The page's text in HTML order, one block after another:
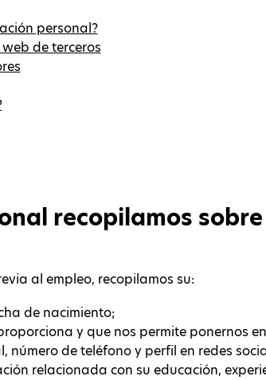
personal?
de terceros
recopilamos
al empleo, recopilamos su:
de nacimiento;
y que nos permite ponernos
número de teléfono y perfil en redes
relacionada con su educación,